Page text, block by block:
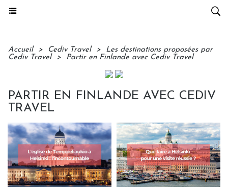
Accueil > Cediv Travel >
Les destinations proposées par
Cediv Travel
> Partir en Finlande avec Cediv Travel
PARTIR EN FINLANDE AVEC CEDIV
TRAVEL